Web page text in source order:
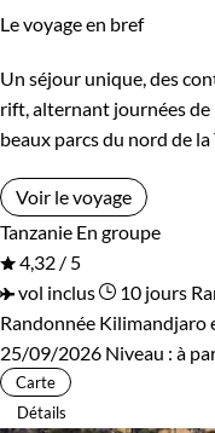
Le voyage en bref
Un séjour unique, des
rift, alternant journées de
beaux parcs du nord de la
Voir le voyage
Tanzanie En groupe
4,32 / 5
vol inclus
10 jours
Randonnée
25/09/2026 Niveau : à
Carte
Détails